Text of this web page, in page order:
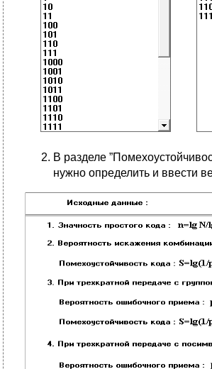
В разделе
нужно определить и ввести